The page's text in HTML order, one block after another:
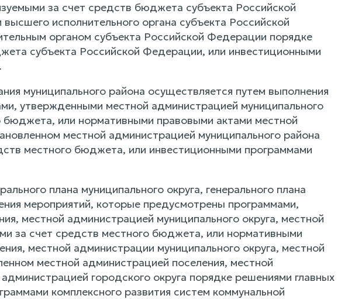
за счет средств бюджета субъекта Российской
исполнительного органа субъекта Российской
органом субъекта Российской Федерации порядке
субъекта Российской Федерации, или инвестиционными
муниципального района осуществляется путем выполнения
утвержденными местной администрацией муниципального
бюджета, или нормативными правовыми актами местной
местной администрацией муниципального района
местного бюджета, или инвестиционными программами
плана муниципального округа, генерального плана
мероприятий, которые предусмотрены программами,
местной администрацией муниципального округа, местной
за счет средств местного бюджета, или нормативными
местной администрации муниципального округа, местной
местной администрацией поселения, местной
городского округа порядке решениями главных
комплексного развития систем коммунальной